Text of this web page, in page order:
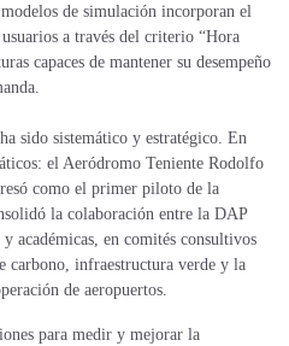
de simulación incorporan el
a través del criterio “Hora
capaces de mantener su desempeño
sido sistemático y estratégico. En
el Aeródromo Teniente Rodolfo
como el primer piloto de la
la colaboración entre la DAP
académicas, en comités consultivos
carbono, infraestructura verde y la
de aeropuertos​.
para medir y mejorar la